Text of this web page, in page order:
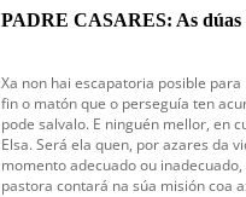
PADRE CASARES: As dúas
Xa non hai escapatoria posible
fin o matón que o perseguía ten
pode salvalo. E ninguén mellor, en
Elsa. Será ela quen, por azares da
momento adecuado ou
pastora contará na súa misión coa